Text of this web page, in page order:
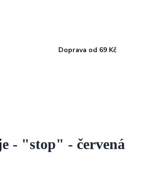
Doprava od 69 Kč
- "stop" - červená